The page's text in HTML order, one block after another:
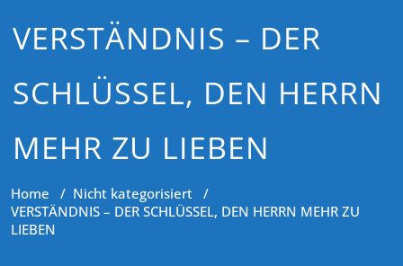
VERSTÄNDNIS – DER
SCHLÜSSEL, DEN HERRN
MEHR ZU LIEBEN
Home / Nicht kategorisiert /
VERSTÄNDNIS – DER SCHLÜSSEL, DEN HERRN MEHR ZU
LIEBEN